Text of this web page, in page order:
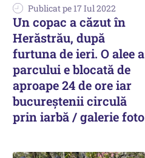
Publicat pe 17 Iul 2022
Un copac a căzut în
Herăstrău, după
furtuna de ieri. O alee a
parcului e blocată de
aproape 24 de ore iar
bucureștenii circulă
prin iarbă / galerie foto